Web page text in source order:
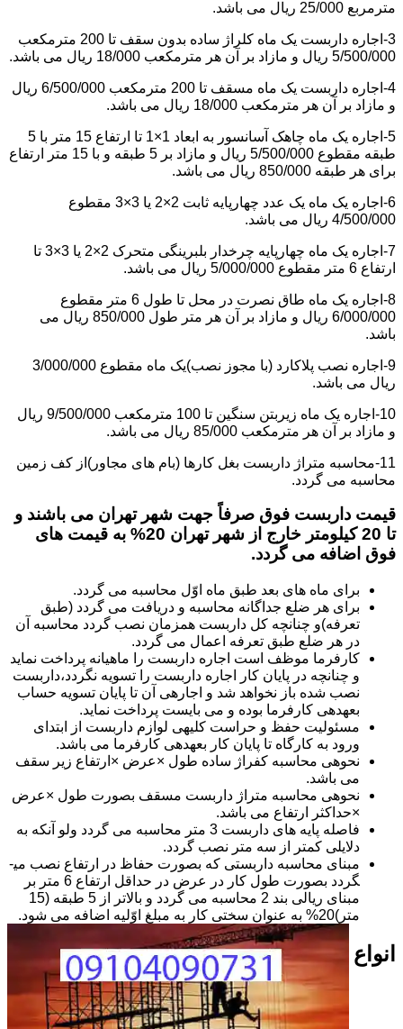
مترمربع 25/000 ریال می باشد.
3-اجاره داربست یک ماه کلراژ ساده بدون سقف تا 200 مترمکعب
5/500/000 ریال و مازاد بر آن هر مترمکعب 18/000 ریال می باشد.
4-اجاره داربست یک ماه مسقف تا 200 مترمکعب 6/500/000 ریال
و مازاد بر آن هر مترمکعب 18/000 ریال می باشد.
5-اجاره یک ماه چاهک آسانسور به ابعاد 1×1 تا ارتفاع 15 متر با 5
طبقه مقطوع 5/500/000 ریال و مازاد بر 5 طبقه و با 15 متر ارتفاع
برای هر طبقه 850/000 ریال می باشد.
6-اجاره یک ماه یک عدد چهارپایه ثابت 2×2 یا 3×3 مقطوع
4/500/000 ریال می باشد.
7-اجاره یک ماه چهارپایه چرخدار بلبرینگی متحرک 2×2 یا 3×3 تا
ارتفاع 6 متر مقطوع 5/000/000 ریال می باشد.
8-اجاره یک ماه طاق نصرت در محل تا طول 6 متر مقطوع
6/000/000 ریال و مازاد بر آن هر متر طول 850/000 ریال می
باشد.
9-اجاره نصب پلاکارد (با مجوز نصب)یک ماه مقطوع 3/000/000
ریال می باشد.
10-اجاره یک ماه زیربتن سنگین تا 100 مترمکعب 9/500/000 ریال
و مازاد بر آن هر مترمکعب 85/000 ریال می باشد.
11-محاسبه متراژ داربست بغل کارها (بام های مجاور)از کف زمین
محاسبه می گردد.
قیمت داربست فوق صرفاً جهت شهر تهران می باشند و
تا 20 کیلومتر خارج از شهر تهران 20% به قیمت های
فوق اضافه می گردد.
برای ماه های بعد طبق ماه اوّل محاسبه می گردد.
برای هر ضلع جداگانه محاسبه و دریافت می گردد (طبق
تعرفه)و چنانچه کل داربست همزمان نصب گردد محاسبه آن
در هر ضلع طبق تعرفه اعمال می گردد.
کارفرما موظف است اجاره داربست را ماهیانه پرداخت نماید
و چنانچه در پایان کار اجاره داربست را تسویه نگردد،داربست
نصب شده باز نخواهد شد و اجاره­ی آن تا پایان تسویه حساب
بعهده­ی کارفرما بوده و می بایست پرداخت نماید.
مسئولیت حفظ و حراست کلیه­ی لوازم داربست از ابتدای
ورود به کارگاه تا پایان کار بعهده­ی کارفرما می باشد.
نحوه­ی محاسبه کفراژ ساده طول ×عرض ×ارتفاع زیر سقف
می باشد.
نحوه­ی محاسبه متراژ داربست مسقف بصورت طول ×عرض
×حداکثر ارتفاع می باشد.
فاصله پایه های داربست 3 متر محاسبه می گردد ولو آنکه به
دلایلی کمتر از سه متر نصب گردد.
مبنای محاسبه داربستی که بصورت حفاظ در ارتفاع نصب می­
گردد بصورت طول کار در عرض در حداقل ارتفاع 6 متر بر
مبنای ریالی بند 2 محاسبه می گردد و بالاتر از 5 طبقه (15
متر)20% به عنوان سختی کار به مبلغ اوّلیه اضافه می شود.
انواع